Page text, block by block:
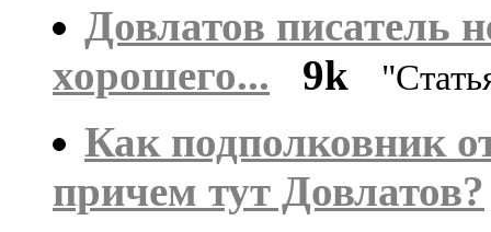
Довлатов писатель
хорошего...
9k
Как подполковник
причем тут Довлатов?